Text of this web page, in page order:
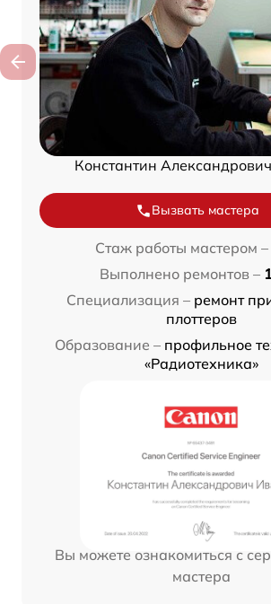
Константин
Вызвать мастера
Стаж работы мастером –
Выполнено ремонтов –
Специализация – ремонт
плоттеров
Образование – профильное
«Радиотехника»
Вы можете ознакомиться с
мастера